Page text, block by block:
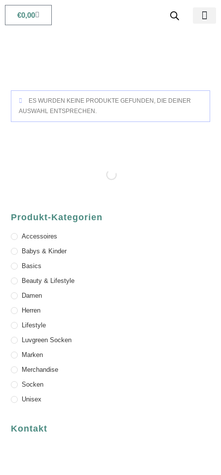
€0,00
ES WURDEN KEINE PRODUKTE GEFUNDEN, DIE DEINER
AUSWAHL ENTSPRECHEN.
Produkt-Kategorien
Accessoires
Babys & Kinder
Basics
Beauty & Lifestyle
Damen
Herren
Lifestyle
Luvgreen Socken
Marken
Merchandise
Socken
Unisex
Kontakt